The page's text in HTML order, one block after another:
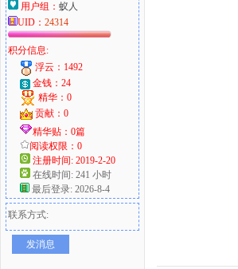
用户组： 蚁人
UID： 24314
积分信息:
浮云：1492
金钱：24
精华：0
贡献：0
精华贴：0篇
阅读权限：0
注册时间: 2019-2-20
在线时间: 241 小时
最后登录: 2026-8-4
联系方式:
发消息